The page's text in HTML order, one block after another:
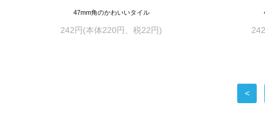
47mm角のかわいいタイル
242円(本体220円、税22円)
<